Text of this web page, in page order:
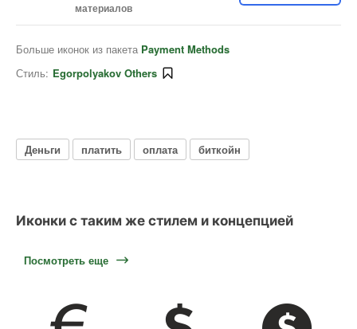
материалов
Больше иконок из пакета Payment Methods
Стиль: Egorpolyakov Others
Деньги платить оплата биткойн
Иконки с таким же стилем и концепцией
Посмотреть еще